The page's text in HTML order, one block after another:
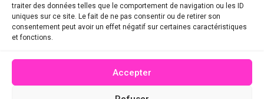
traiter des données telles que le comportement de navigation ou les ID
uniques sur ce site. Le fait de ne pas consentir ou de retirer son
consentement peut avoir un effet négatif sur certaines caractéristiques
et fonctions.
Accepter
Mentions légales
Politique de confidentialité
Contact